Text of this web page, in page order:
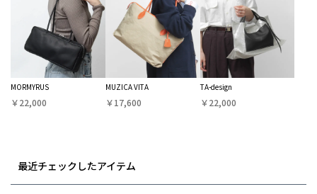
MORMYRUS
￥22,000
MUZICA VITA
￥17,600
TA-design
￥22,000
最近チェックしたアイテム